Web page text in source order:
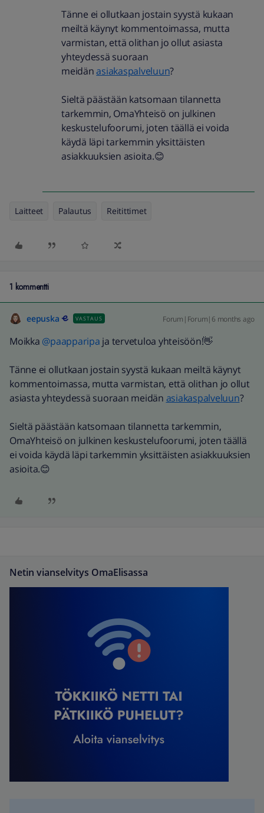
Tänne ei ollutkaan jostain syystä kukaan
meiltä käynyt kommentoimassa, mutta
varmistan, että olithan jo ollut asiasta
yhteydessä suoraan
meidänasiakaspalveluun?
Sieltä päästään katsomaan tilannetta
tarkemmin, OmaYhteisö on julkinen
keskustelufoorumi, joten täällä ei voida
käydä läpi tarkemmin yksittäisten
asiakkuuksien asioita.😊
Laitteet Palautus Reitittimet
1 kommentti
eepuska VASTAUS Forum|Forum|6 months ago
Moikka ​ @paapparipa ja tervetuloa yhteisöön!👋
Tänne ei ollutkaan jostain syystä kukaan meiltä käynyt
kommentoimassa, mutta varmistan, että olithan jo ollut
asiasta yhteydessä suoraan meidän asiakaspalveluun?
Sieltä päästään katsomaan tilannetta tarkemmin,
OmaYhteisö on julkinen keskustelufoorumi, joten täällä
ei voida käydä läpi tarkemmin yksittäisten asiakkuuksien
asioita.😊
Netin vianselvitys OmaElisassa